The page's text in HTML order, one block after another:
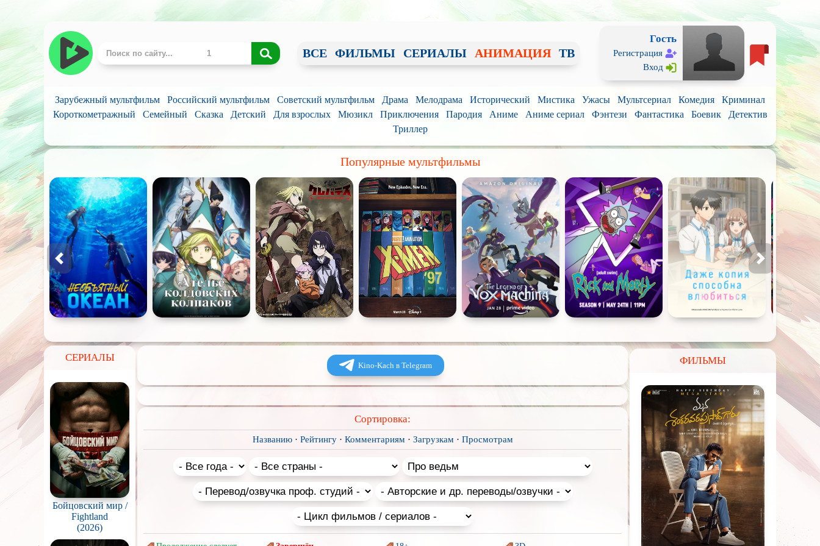
ВСЕ ФИЛЬМЫ СЕРИАЛЫ АНИМАЦИЯ ТВ
Гость
Регистрация
Вход
Зарубежный мультфильм Российский мультфильм Советский мультфильм Драма Мелодрама Исторический Мистика Ужасы Мультсериал Комедия
Криминал
Короткометражный
Семейный Сказка Детский Для взрослых Мюзикл Приключения Пародия Аниме Аниме сериал Фэнтези Фантастика Боевик
Детектив
Триллер
Популярные мультфильмы
СЕРИАЛЫ
Бойцовский мир /
Fightland
(2026)
Kino-Kach в Telegram
Сортировка:
Названию· Рейтингу· Комментариям · Загрузкам · Просмотрам
ФИЛЬМЫ